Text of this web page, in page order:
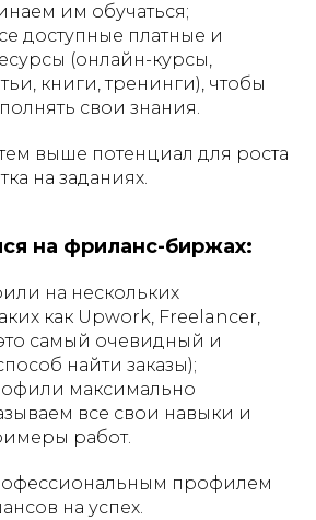
им обучаться;
доступные платные и
(онлайн-курсы,
книги, тренинги), чтобы
свои знания.
выше потенциал для роста
на заданиях.
на фриланс-биржах:
на нескольких
как Upwork, Freelancer,
самый очевидный и
найти заказы);
максимально
все свои навыки и
работ.
профилем
на успех.